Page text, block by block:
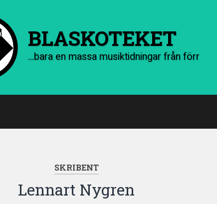
BLASKOTEKET
SKRIBENT
Lennart Nygren